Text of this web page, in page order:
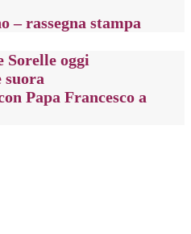
– rassegna stampa
oggi
Papa Francesco a